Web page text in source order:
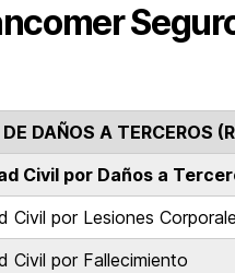
DAÑOS A TERCEROS
Civil por Daños a
Civil por Lesiones
Civil por Fallecimiento